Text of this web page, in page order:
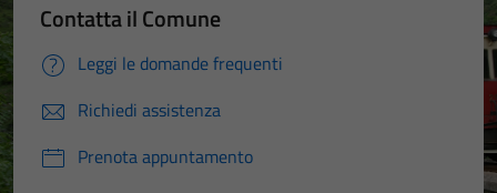
Contatta il Comune
Leggi le domande frequenti
Richiedi assistenza
Prenota appuntamento